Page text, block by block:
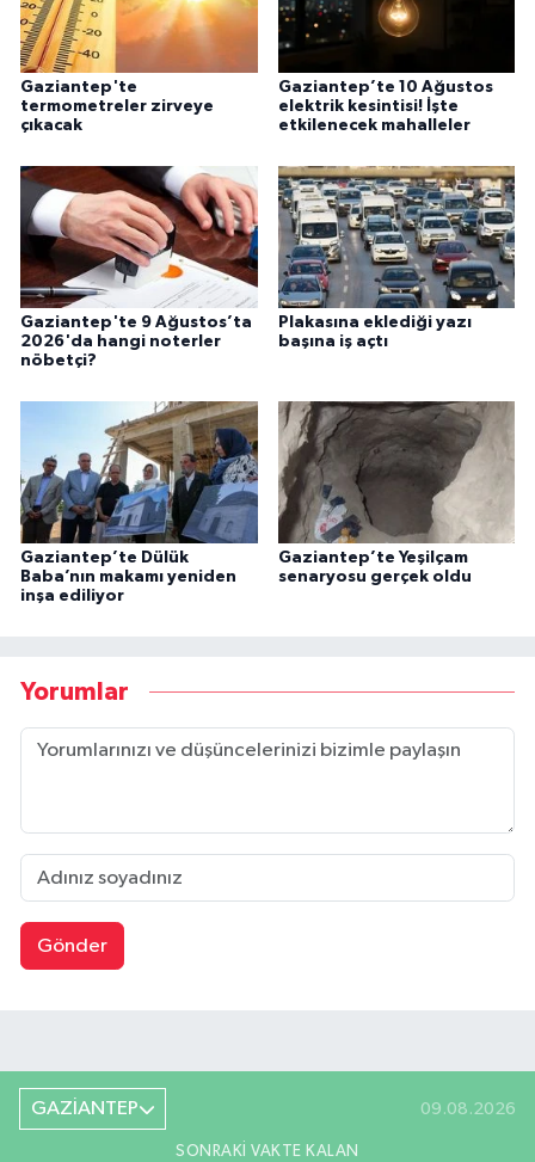
Gaziantep'te
termometreler zirveye
çıkacak
Gaziantep’te 10 Ağustos
elektrik kesintisi! İşte
etkilenecek mahalleler
Gaziantep'te 9 Ağustos’ta
2026'da hangi noterler
nöbetçi?
Plakasına eklediği yazı
başına iş açtı
Gaziantep’te Dülük
Baba’nın makamı yeniden
inşa ediliyor
Gaziantep’te Yeşilçam
senaryosu gerçek oldu
Yorumlar
Gönder
GAZİANTEP 09.08.2026
SONRAKI VAKTE KALAN